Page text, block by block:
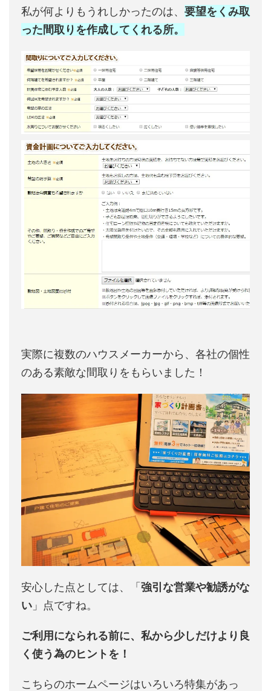
私が何よりもうれしかったのは、 要望をくみ取
った間取りを作成してくれる所。
実際に複数のハウスメーカーから、各社の個性
のある素敵な間取りをもらいました！
安心した点としては、「強引な営業や勧誘がな
い 」点ですね。
ご利用になられる前に、私から少しだけより良
く使う為のヒントを！
こちらのホームページはいろいろ特集があっ